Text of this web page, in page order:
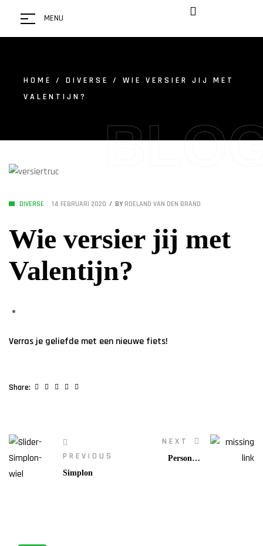
MENU
HOME / DIVERSE
/ WIE VERSIER JIJ MET
VALENTIJN?
DIVERSE 14 FEBRUARI 2020 BY ROELAND VAN DEN BRAND
Wie versier jij met
Valentijn?
Verras je geliefde met een nieuwe fiets!
Share: Facebook
TwitterLinkedinGoogle+
PREVIOUS
Simplon
NEXT
Personeel